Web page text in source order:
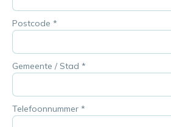
Postcode *
Gemeente / Stad *
Telefoonnummer *